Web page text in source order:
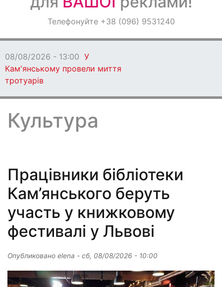
ОголошенняТелефонуйте +38 (096) 9531240
08/08/2026 - 12:00 Ветеранів Кам’янського
запрошують взяти участь у регаті в Дніпрі
Культура
Працівники бібліотеки
Кам’янського беруть
участь у книжковому
фестивалі у Львові
Опубликовано elena - сб, 08/08/2026 - 10:00